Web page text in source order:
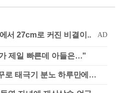
제일 빠른데 아들은…"
로 태극기 분노 하루만에…